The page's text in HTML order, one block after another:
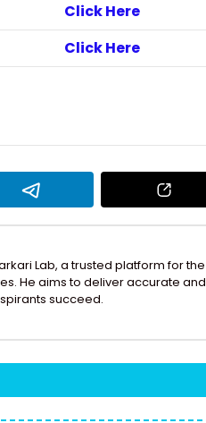
Click Here
Click Here
Lab, a trusted platform for the
He aims to deliver accurate and
succeed.